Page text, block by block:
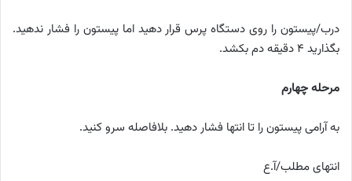
درب/پیستون را روی دستگاه پرس قرار دهید اما پیستون را فشار ندهید.
بگذارید ۴ دقیقه دم بکشد.
مرحله چهارم
به آرامی پیستون را تا انتها فشار دهید. بلافاصله سرو کنید.
انتهای مطلب/آ.ع